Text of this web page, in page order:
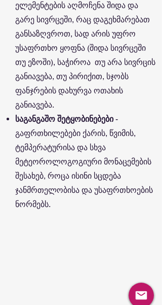
ელემენტების აღმოჩენა შიდა და
გარე სივრცეში, რაც დაგეხმარებათ
განსაზღვროთ, სად არის უფრო
უსაფრთხო ყოფნა (შიდა სივრცეში
თუ ეზოში), საჭიროა თუ არა სივრცის
განიავება, თუ პირიქით, სჯობს
ფანჯრების დახურვა ოთახის
განიავება.
საგანგაშო შეტყობინებები-
გაფრთხილებები ქარის, წვიმის,
ტემპერატურისა და სხვა
მეტეოროლოგოგიური მონაცემების
შესახებ, როცა ისინი სცდება
ჯანმრთელობისა და უსაფრთხოების
ნორმებს.